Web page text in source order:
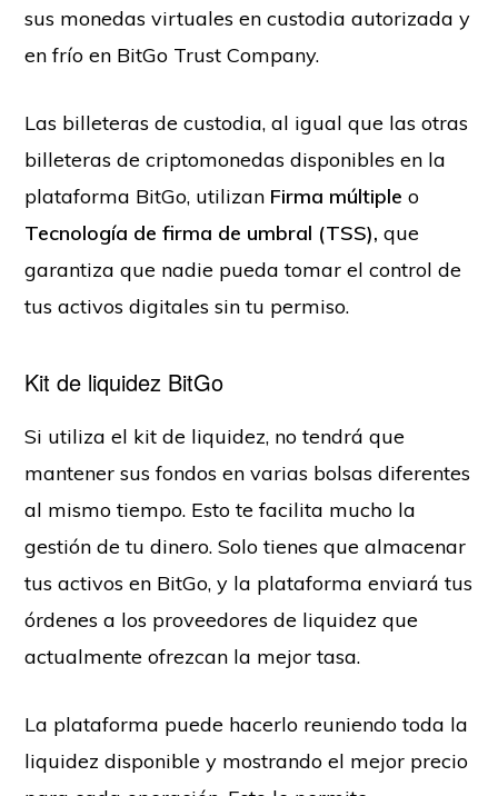
sus monedas virtuales en custodia autorizada y
en frío en BitGo Trust Company.
Las billeteras de custodia, al igual que las otras
billeteras de criptomonedas disponibles en la
plataforma BitGo, utilizan Firma múltiple o
Tecnología de firma de umbral (TSS), que
garantiza que nadie pueda tomar el control de
tus activos digitales sin tu permiso.
Kit de liquidez BitGo
Si utiliza el kit de liquidez, no tendrá que
mantener sus fondos en varias bolsas diferentes
al mismo tiempo. Esto te facilita mucho la
gestión de tu dinero. Solo tienes que almacenar
tus activos en BitGo, y la plataforma enviará tus
órdenes a los proveedores de liquidez que
actualmente ofrezcan la mejor tasa.
La plataforma puede hacerlo reuniendo toda la
liquidez disponible y mostrando el mejor precio